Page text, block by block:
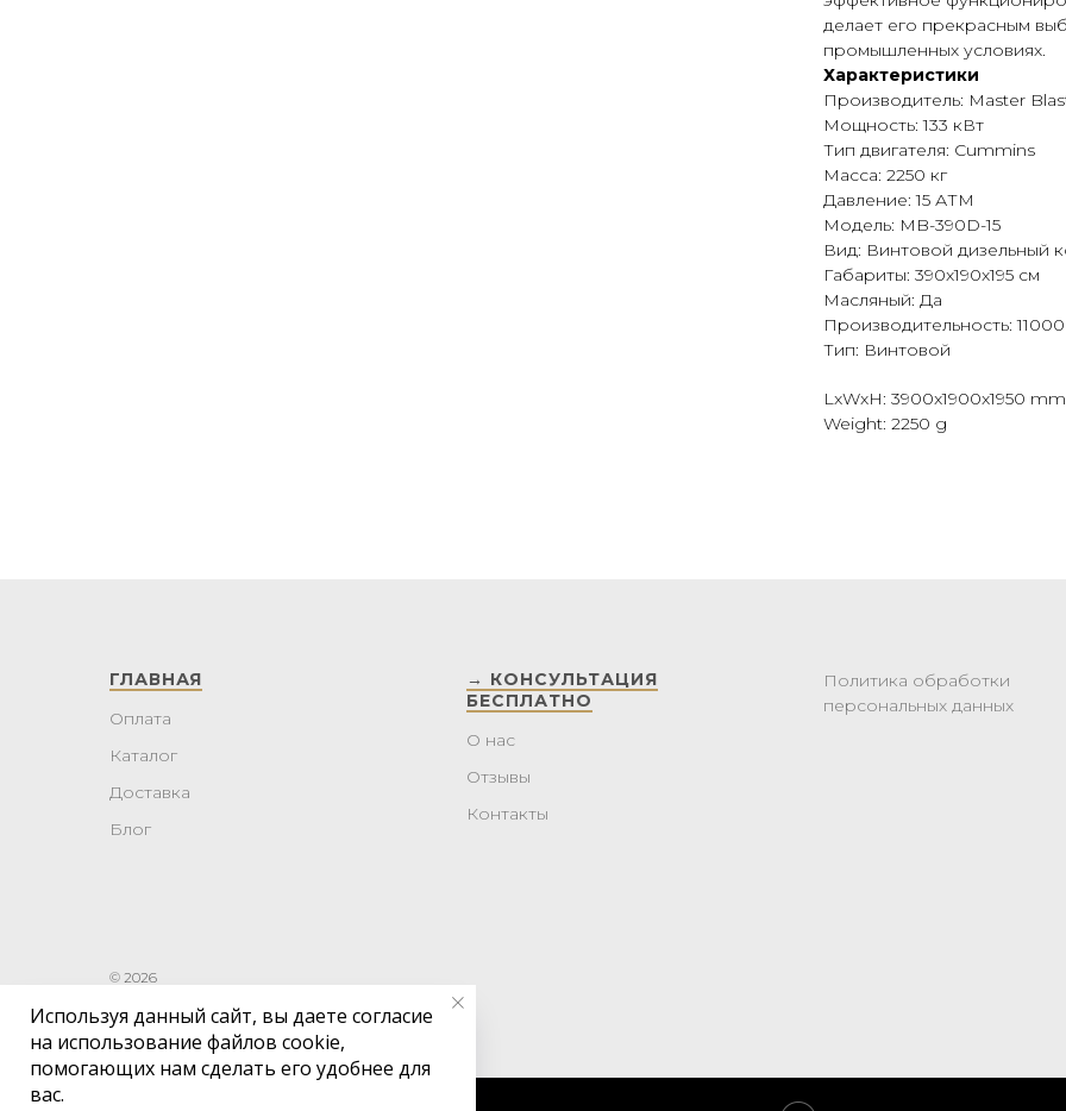
делает его прекрасным
промышленных условиях.
Характеристики
Производитель: Master
Мощность: 133 кВт
Тип двигателя: Cummins
Масса: 2250 кг
Давление: 15 АТМ
Модель: MB-390D-15
Вид: Винтовой дизельный
Габариты: 390x190x195 см
Масляный: Да
Производительность:
Тип: Винтовой
LxWxH: 3900x1900x1950 mm
Weight: 2250 g
ГЛАВНАЯ
Оплата
Каталог
Доставка
Блог
→ КОНСУЛЬТАЦИЯ
БЕСПЛАТНО
О нас
Отзывы
Контакты
Политика обработки
персональных данных
© 2026
Используя данный сайт, вы даете согласие
на использование файлов cookie,
помогающих нам сделать его удобнее для
вас.